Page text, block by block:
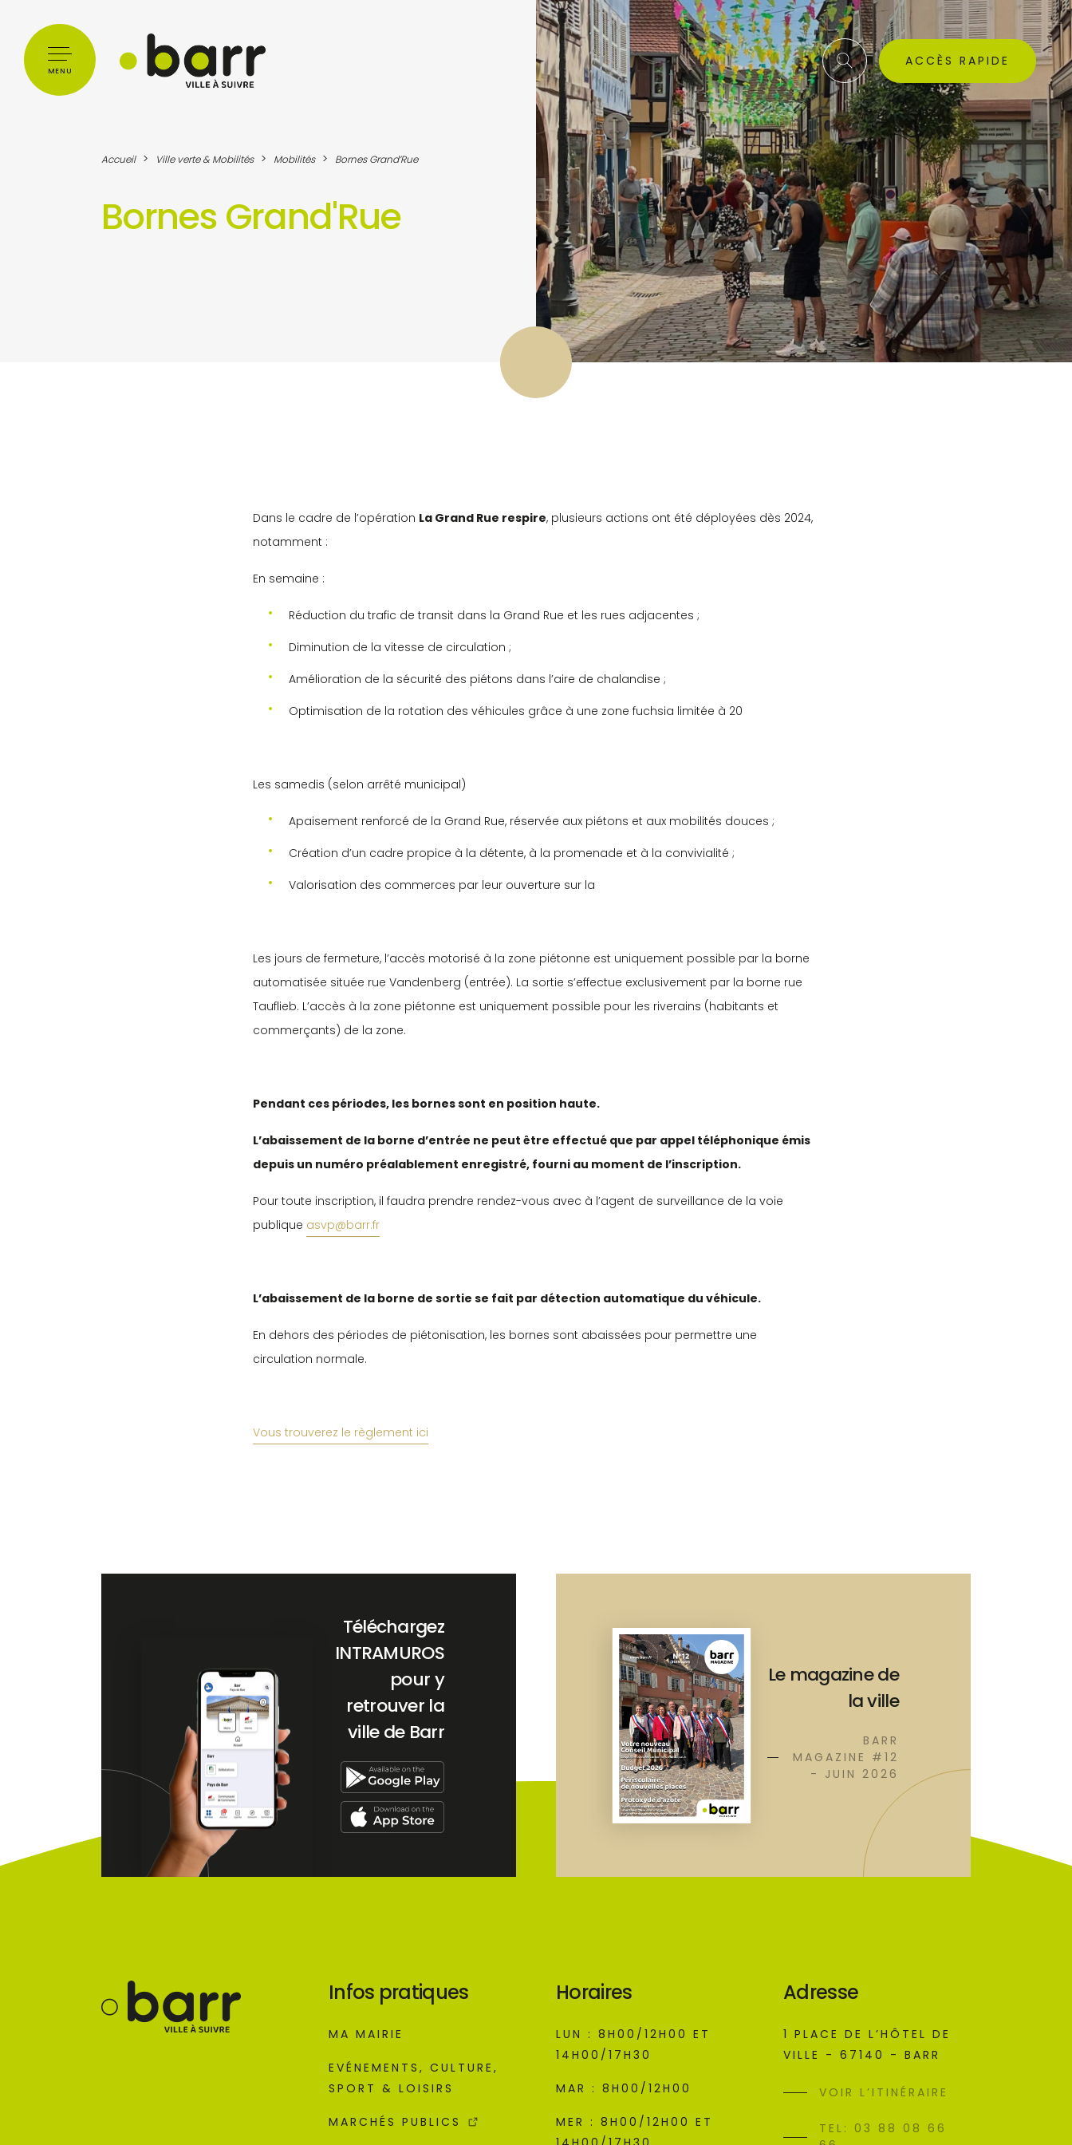
MENU
ACCÈS RAPIDE
Accueil > Ville verte & Mobilités > Mobilités > Bornes Grand’Rue
Bornes Grand'Rue
Dans le cadre de l’opération La Grand Rue respire, plusieurs actions ont été déployées dès 2024,
notamment :
En semaine :
Réduction du trafic de transit dans la Grand Rue et les rues adjacentes ;
Diminution de la vitesse de circulation ;
Amélioration de la sécurité des piétons dans l’aire de chalandise ;
Optimisation de la rotation des véhicules grâce à une zone fuchsia limitée à 20
Les samedis (selon arrêté municipal)
Apaisement renforcé de la Grand Rue, réservée aux piétons et aux mobilités douces ;
Création d’un cadre propice à la détente, à la promenade et à la convivialité ;
Valorisation des commerces par leur ouverture sur la
Les jours de fermeture, l’accès motorisé à la zone piétonne est uniquement possible par la borne
automatisée située rue Vandenberg (entrée). La sortie s’effectue exclusivement par la borne rue
Tauflieb. L’accès à la zone piétonne est uniquement possible pour les riverains (habitants et
commerçants) de la zone.
Pendant ces périodes, les bornes sont en position haute.
L’abaissement de la borne d’entrée ne peut être effectué que par appel téléphonique émis
depuis un numéro préalablement enregistré, fourni au moment de l’inscription.
Pour toute inscription, il faudra prendre rendez-vous avec à l’agent de surveillance de la voie
publique asvp@barr.fr
L’abaissement de la borne de sortie se fait par détection automatique du véhicule.
En dehors des périodes de piétonisation, les bornes sont abaissées pour permettre une
circulation normale.
Vous trouverez le règlement ici
Téléchargez
INTRAMUROS
pour y
retrouver la
ville de Barr
Le magazine de
la ville
BARR
MAGAZINE #12
- JUIN 2026
Infos pratiques
MA MAIRIE
EVÉNEMENTS, CULTURE,
SPORT & LOISIRS
MARCHÉS PUBLICS
Horaires
LUN : 8H00/12H00 ET
14H00/17H30
MAR : 8H00/12H00
MER : 8H00/12H00 ET
Adresse
1 PLACE DE L’HÔTEL DE
VILLE - 67140 - BARR
VOIR L’ITINÉRAIRE
TEL: 03 88 08 66